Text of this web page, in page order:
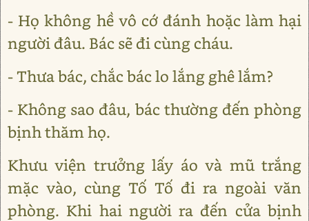
- Họ không hề vô cớ đánh hoặc làm hại
người đâu. Bác sẽ đi cùng cháu.
- Thưa bác, chắc bác lo lắng ghê lắm?
- Không sao đâu, bác thường đến phòng
bịnh thăm họ.
Khưu viện trưởng lấy áo và mũ trắng
mặc vào, cùng Tố Tố đi ra ngoài văn
phòng. Khi hai người ra đến cửa bịnh